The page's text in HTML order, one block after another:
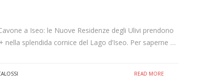
a Iseo: le Nuove Residenze degli Ulivi prendono
splendida cornice del Lago d’Iseo. Per saperne …
READ MORE